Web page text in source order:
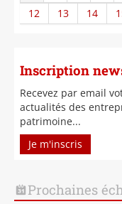
12
13 14
Inscription
Recevez par email
actualités des
patrimoine...
Je m'inscris
Prochaines